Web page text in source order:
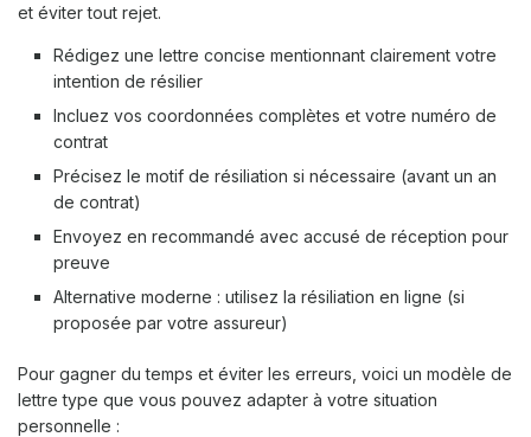
et éviter tout rejet.
Rédigez une lettre concise mentionnant clairement votre
intention de résilier
Incluez vos coordonnées complètes et votre numéro de
contrat
Précisez le motif de résiliation si nécessaire (avant un an
de contrat)
Envoyez en recommandé avec accusé de réception pour
preuve
Alternative moderne : utilisez la résiliation en ligne (si
proposée par votre assureur)
Pour gagner du temps et éviter les erreurs, voici un modèle de
lettre type que vous pouvez adapter à votre situation
personnelle :